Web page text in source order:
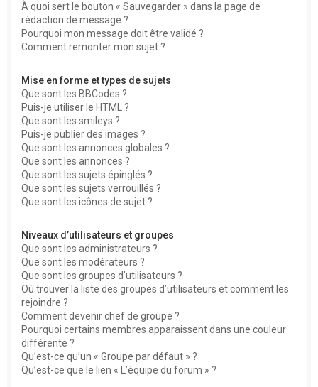
À quoi sert le bouton « Sauvegarder » dans la page de
rédaction de message ?
Pourquoi mon message doit être validé ?
Comment remonter mon sujet ?
Mise en forme et types de sujets
Que sont les BBCodes ?
Puis-je utiliser le HTML ?
Que sont les smileys ?
Puis-je publier des images ?
Que sont les annonces globales ?
Que sont les annonces ?
Que sont les sujets épinglés ?
Que sont les sujets verrouillés ?
Que sont les icônes de sujet ?
Niveaux d’utilisateurs et groupes
Que sont les administrateurs ?
Que sont les modérateurs ?
Que sont les groupes d’utilisateurs ?
Où trouver la liste des groupes d’utilisateurs et comment les
rejoindre ?
Comment devenir chef de groupe ?
Pourquoi certains membres apparaissent dans une couleur
différente ?
Qu’est-ce qu’un « Groupe par défaut » ?
Qu’est-ce que le lien « L’équipe du forum » ?